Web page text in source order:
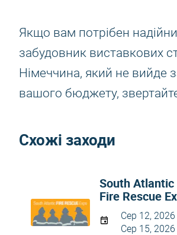
Якщо вам потрібен
забудовник виставкових
Німеччина, який не вийде
вашого бюджету,
Схожі заходи
South Atlantic
Fire Rescue
Сер 12, 2026
Сер 15, 2026